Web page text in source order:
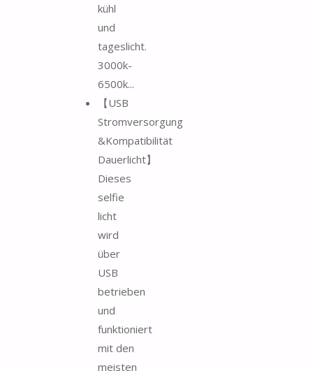
kühl
und
tageslicht.
3000k-
6500k...
【USB
Stromversorgung
&Kompatibilität
Dauerlicht】
Dieses
selfie
licht
wird
über
USB
betrieben
und
funktioniert
mit den
meisten